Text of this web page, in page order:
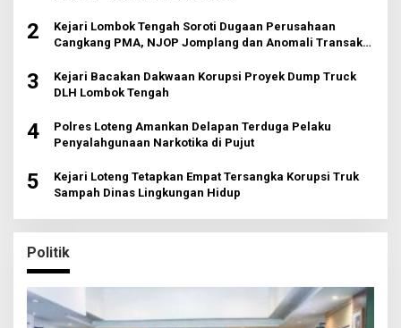
2
Kejari Lombok Tengah Soroti Dugaan Perusahaan
Cangkang PMA, NJOP Jomplang dan Anomali Transaksi
3
Kejari Bacakan Dakwaan Korupsi Proyek Dump Truck
DLH Lombok Tengah
4
Polres Loteng Amankan Delapan Terduga Pelaku
Penyalahgunaan Narkotika di Pujut
5
Kejari Loteng Tetapkan Empat Tersangka Korupsi Truk
Sampah Dinas Lingkungan Hidup
Politik